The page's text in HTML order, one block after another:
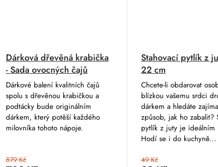
Dárková dřevěná krabička
- Sada ovocných čajů
879 Kč
Dárkové balení kvalitních čajů
spolu s dřevěnou krabičkou a
podtácky bude originálním
dárkem, který potěší každého
milovníka tohoto nápoje.
Stahovací pytlík z
22 cm
49 Kč
Chcete-li obdarovat
blízkou vašemu srdci
dárkem a hledáte
způsob, jak ho zabalit?
pytlík z juty je ideálním
Hodí se i do kuchyně...